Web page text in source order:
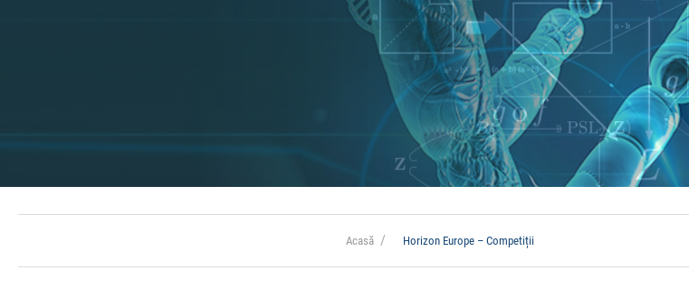
Acasă Horizon Europe – Competiții